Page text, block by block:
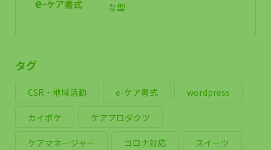
な型
タグ
CSR・地域活動 e-ケア書式 wordpress
カイポケ ケアプロダクツ
ケアマネージャー コロナ対応 スイーツ